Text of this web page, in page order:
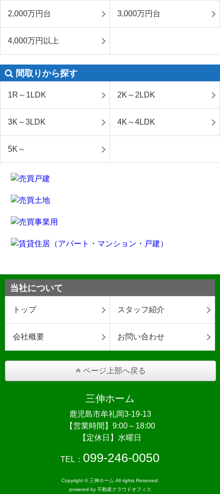
2,000万円台 3,000万円台
4,000万円以上
間取りから探す
1R～1LDK 2K～2LDK
3K～3LDK 4K～4LDK
5K～
当社について
トップ スタッフ紹介
会社概要 お問い合わせ
ページ上部へ戻る
三伸ホーム
鹿児島市牟礼岡3-19-13
【営業時間】9:00～18:00
【定休日】水曜日
TEL： 099-246-0050
Copyright © 三伸ホーム All rights Reserved.
powered by 不動産クラウドオフィス